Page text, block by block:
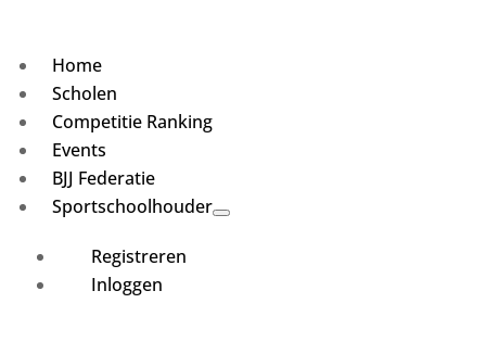
Home
Scholen
Competitie Ranking
Events
BJJ Federatie
Sportschoolhouder
Registreren
Inloggen